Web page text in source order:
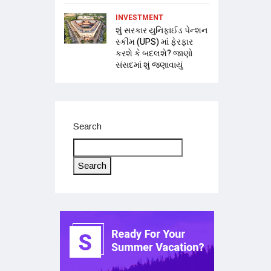
INVESTMENT
શું સરકાર યુનિફાઈડ પેન્શન
સ્કીમ (UPS) માં ફેરફાર
કરશે કે બદલશે? જાણો
સંસદમાં શું જણાવાયું
Search
Search